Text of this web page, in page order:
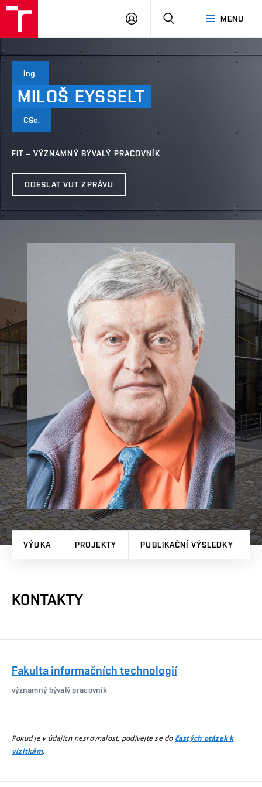
MENU
PŘIHLÁSIT
Ing.
MILOŠ EYSSELT
CSc.
FIT – VÝZNAMNÝ BÝVALÝ PRACOVNÍK
ODESLAT VUT ZPRÁVU
VÝUKA PROJEKTY PUBLIKAČNÍ VÝSLEDKY
KONTAKTY
Fakulta informačních technologií
významný bývalý pracovník
Pokud je v údajích nesrovnalost, podívejte se do častých otázek k
vizitkám.